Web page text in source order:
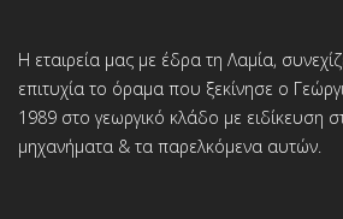
Η εταιρεία μας με έδρα τη Λαμία,
επιτυχία το όραμα που ξεκίνησε ο
1989 στο γεωργικό κλάδο με ειδίκευση
μηχανήματα & τα παρελκόμενα αυτών.